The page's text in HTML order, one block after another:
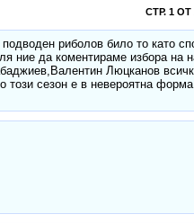
СТР. 1 ОТ
риболов било то като
ние да коментираме избора на
Люцканов
сезон е в невероятна форма